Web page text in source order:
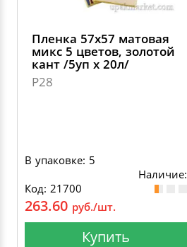
Пленка 57х57 матовая
микс 5 цветов, золотой
кант /5уп х 20л/
P28
В упаковке: 5
Наличие:
Код: 21700
263.60 руб./шт.
Купить